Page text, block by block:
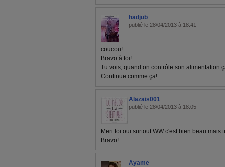
hadjub
publié le 28/04/2013 à 18:41
coucou!
Bravo à toi!
Tu vois, quand on contrôle son alimentation
Continue comme ça!
Alazais001
publié le 28/04/2013 à 18:05
Meri toi oui surtout WW c'est bien beau mais
Bravo!
Ayame